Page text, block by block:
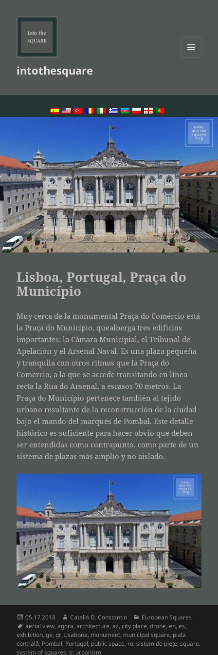
intothesquare
Lisboa, Portugal, Praça do
Município
Muy cerca de la monumental Praça do Comércio está
la Praça do Município, quealberga tres edificios
importantes: la Cámara Municipial, el Tribunal de
Apelación y el Arsenal Naval. Es una plaza pequeña
y tranquila con otros ritmos que la Praça do
Comércio, a la que se accede transitando en línea
recta la Rua do Arsenal, a escasos 70 metros. La
Praça do Município pertenece también al tejido
urbano resultante de la reconstrucción de la ciudad
bajo el mando del marqués de Pombal. Este detalle
histórico es suficiente para hacer obvio que deben
ser entendidas como contrapunto, como parte de un
sistema de plazas más amplío y no aislado.
Posted
on
05.17.2018 Author
Catalin D. Constantin Categories
European Squares
Tags
aerial view,agora,architecture,az,city place,drone,en,es,
exhibition,ge,gr, Lisabona, monument, municipal square, piața
centrală, Pombal, Portugal, public space, ro,sistem de piețe,square,
system of squares,tr, urbanism